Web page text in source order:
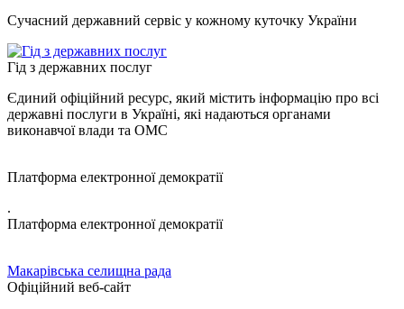
Сучасний державний сервіс у кожному куточку України
Гід з державних послуг
Єдиний офіційний ресурс, який містить інформацію про всі
державні послуги в Україні, які надаються органами
виконавчої влади та ОМС
Платформа електронної демократії
.
Платформа електронної демократії
Макарівська селищна рада
Офіційний веб-сайт